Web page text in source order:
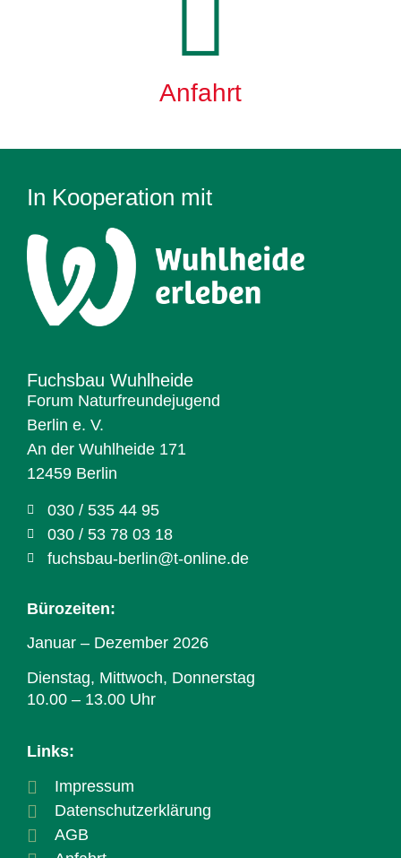
Anfahrt
In Kooperation mit
Fuchsbau Wuhlheide
Forum Naturfreundejugend
Berlin e. V.
An der Wuhlheide 171
12459 Berlin
030 / 535 44 95
030 / 53 78 03 18
fuchsbau-berlin@t-online.de
Bürozeiten:
Januar – Dezember 2026
Dienstag, Mittwoch, Donnerstag
10.00 – 13.00 Uhr
Links:
Impressum
Datenschutzerklärung
AGB